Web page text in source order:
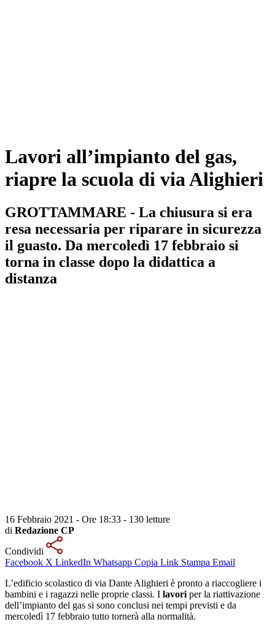
Lavori all’impianto del gas,
riapre la scuola di via Alighieri
GROTTAMMARE - La chiusura si era
resa necessaria per riparare in sicurezza
il guasto. Da mercoledì 17 febbraio si
torna in classe dopo la didattica a
distanza
16 Febbraio 2021 - Ore 18:33 - 130 letture
di Redazione CP
Condividi
Facebook X LinkedIn Whatsapp Copia Link Stampa Email
L’edificio scolastico di via Dante Alighieri è pronto a riaccogliere i
bambini e i ragazzi nelle proprie classi. I lavori per la riattivazione
dell’impianto del gas si sono conclusi nei tempi previsti e da
mercoledì 17 febbraio tutto tornerà alla normalità.